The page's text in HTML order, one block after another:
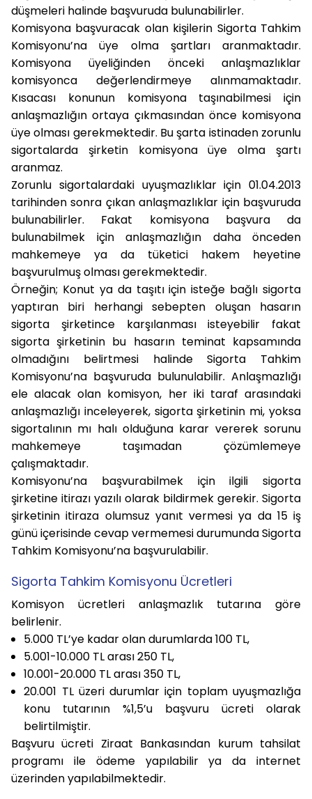
düşmeleri halinde başvuruda bulunabilirler.
Komisyona başvuracak olan kişilerin Sigorta Tahkim
Komisyonu’na üye olma şartları aranmaktadır.
Komisyona üyeliğinden önceki anlaşmazlıklar
komisyonca değerlendirmeye alınmamaktadır.
Kısacası konunun komisyona taşınabilmesi için
anlaşmazlığın ortaya çıkmasından önce komisyona
üye olması gerekmektedir. Bu şarta istinaden zorunlu
sigortalarda şirketin komisyona üye olma şartı
aranmaz.
Zorunlu sigortalardaki uyuşmazlıklar için 01.04.2013
tarihinden sonra çıkan anlaşmazlıklar için başvuruda
bulunabilirler. Fakat komisyona başvura da
bulunabilmek için anlaşmazlığın daha önceden
mahkemeye ya da tüketici hakem heyetine
başvurulmuş olması gerekmektedir.
Örneğin; Konut ya da taşıtı için isteğe bağlı sigorta
yaptıran biri herhangi sebepten oluşan hasarın
sigorta şirketince karşılanması isteyebilir fakat
sigorta şirketinin bu hasarın teminat kapsamında
olmadığını belirtmesi halinde Sigorta Tahkim
Komisyonu’na başvuruda bulunulabilir. Anlaşmazlığı
ele alacak olan komisyon, her iki taraf arasındaki
anlaşmazlığı inceleyerek, sigorta şirketinin mi, yoksa
sigortalının mı halı olduğuna karar vererek sorunu
mahkemeye taşımadan çözümlemeye
çalışmaktadır.
Komisyonu’na başvurabilmek için ilgili sigorta
şirketine itirazı yazılı olarak bildirmek gerekir. Sigorta
şirketinin itiraza olumsuz yanıt vermesi ya da 15 iş
günü içerisinde cevap vermemesi durumunda Sigorta
Tahkim Komisyonu’na başvurulabilir.
Sigorta Tahkim Komisyonu Ücretleri
Komisyon ücretleri anlaşmazlık tutarına göre
belirlenir.
5.000 TL’ye kadar olan durumlarda 100 TL,
5.001-10.000 TL arası 250 TL,
10.001-20.000 TL arası 350 TL,
20.001 TL üzeri durumlar için toplam uyuşmazlığa
konu tutarının %1,5’u başvuru ücreti olarak
belirtilmiştir.
Başvuru ücreti Ziraat Bankasından kurum tahsilat
programı ile ödeme yapılabilir ya da internet
üzerinden yapılabilmektedir.